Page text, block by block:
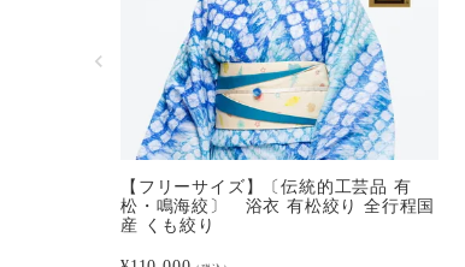
【フリーサイズ】〔伝統的工芸品 有
松・鳴海絞〕 浴衣 有松絞り 全行程国
産 くも絞り